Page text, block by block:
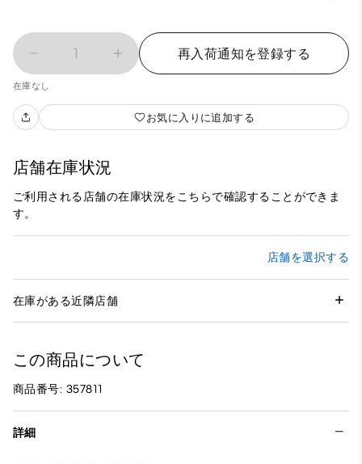
1 再入荷通知を登録する
在庫なし
お気に入りに追加する
店舗在庫状況
ご利用される店舗の在庫状況をこちらで確認することができま
す。
店舗を選択する
在庫がある近隣店舗
この商品について
商品番号: 357811
詳細